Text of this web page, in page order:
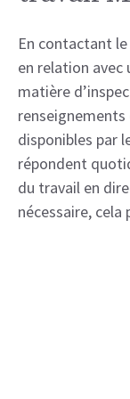
En contactant
en relation avec
matière
disponibles par
répondent
du travail en
nécessaire, cela